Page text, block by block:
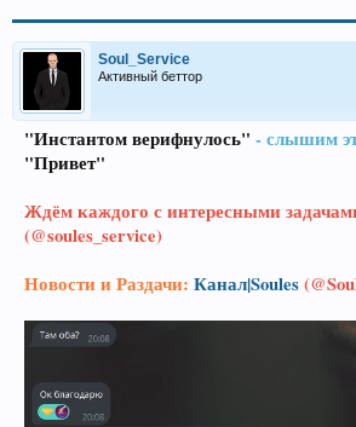
Soul_Service
Активный беттор
"Инстантом верифнулось" - слышим
"Привет"
Ждём каждого с интересными
(@soules_service)
Новости и Раздачи: Канал|Soules